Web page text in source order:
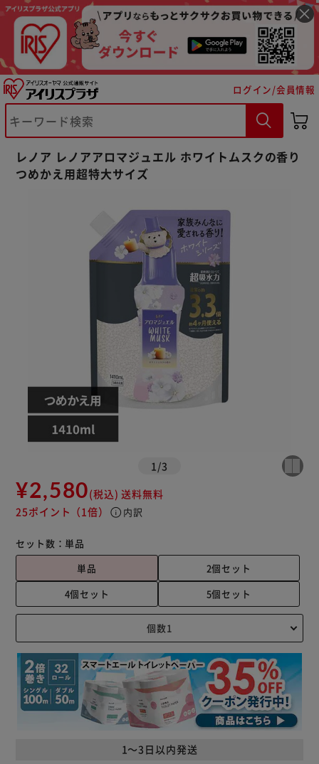
ログイン/会員情報
レノア レノアアロマジュエル ホワイトムスクの香り
つめかえ用超特大サイズ
1 /3
¥2,580(税込) 送料無料
25ポイント （1倍） info 内訳
セット数： 単品
単品
2個セット
4個セット
5個セット
1～3日以内発送
※ご確認ください
カートに入れる